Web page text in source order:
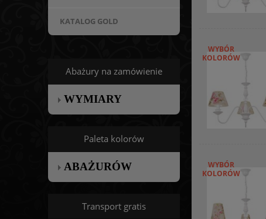
KATALOG GOLD
Abażury na zamówienie
WYMIARY
Paleta kolorów
ABAŻURÓW
Transport gratis
WYBÓR
KOLORÓW
WYBÓR
KOLORÓW